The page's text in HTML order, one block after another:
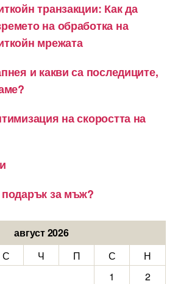
транзакции: Как да
на обработка на
мрежата
и какви са последиците,
на скоростта на
за мъж?
август 2026
С Ч П С
Н
1
2